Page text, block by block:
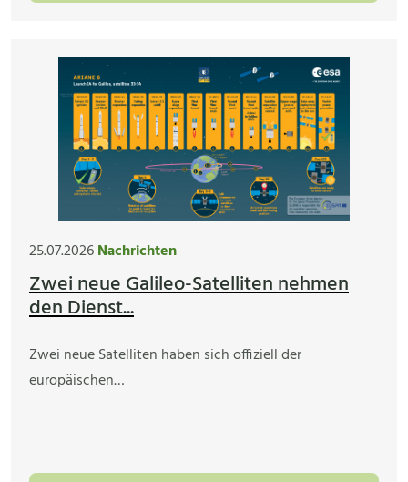
25.07.2026Nachrichten
Zwei neue Galileo-Satelliten nehmen
den Dienst...
Zwei neue Satelliten haben sich offiziell der
europäischen…